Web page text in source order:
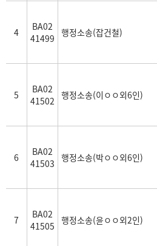
4
BA02
41499 행정소송(잡건철)
5
BA02
41502 행정소송(이ㅇㅇ외6인)
6
BA02
41503 행정소송(박ㅇㅇ외6인)
7
BA02
41505 행정소송(윤ㅇㅇ외2인)